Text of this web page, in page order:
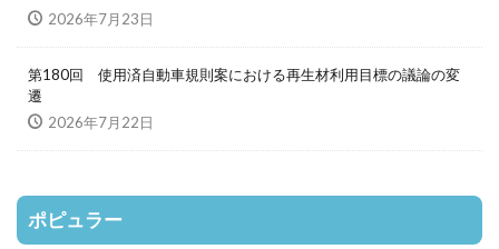
2026年7月23日
第180回 使用済自動車規則案における再生材利用目標の議論の変
遷
2026年7月22日
ポピュラー